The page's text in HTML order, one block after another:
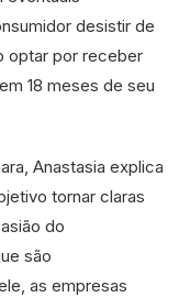
desistir de
optar por receber
18 meses de seu
Anastasia explica
tornar claras
do
são
as empresas